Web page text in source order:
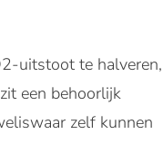
uitstoot te halveren,
een behoorlijk
zelf kunnen